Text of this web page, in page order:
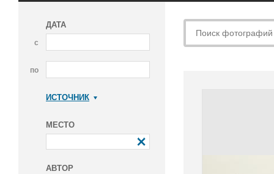
ДАТА
с
по
ИСТОЧНИК
МЕСТО
АВТОР